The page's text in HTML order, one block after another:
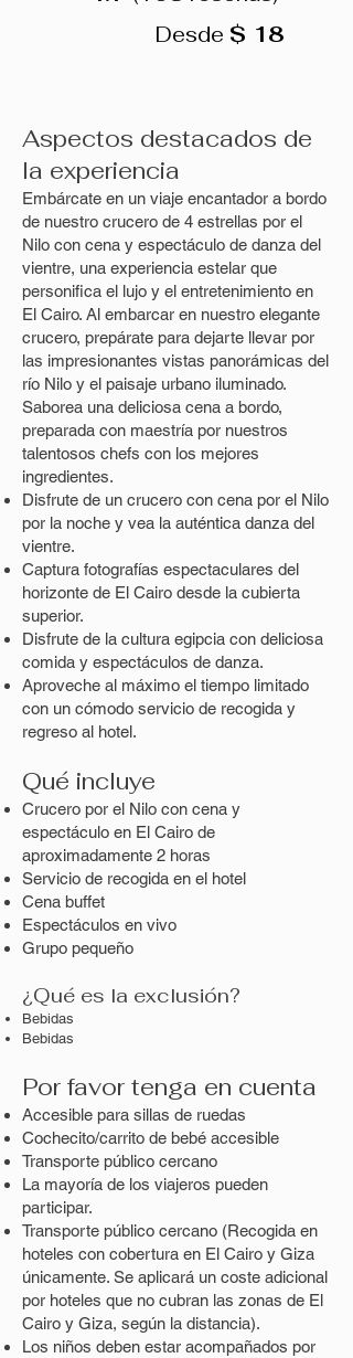
Desde $ 18
Aspectos destacados de
la experiencia
Embárcate en un viaje encantador a bordo
de nuestro crucero de 4 estrellas por el
Nilo con cena y espectáculo de danza del
vientre, una experiencia estelar que
personifica el lujo y el entretenimiento en
El Cairo. Al embarcar en nuestro elegante
crucero, prepárate para dejarte llevar por
las impresionantes vistas panorámicas del
río Nilo y el paisaje urbano iluminado.
Saborea una deliciosa cena a bordo,
preparada con maestría por nuestros
talentosos chefs con los mejores
ingredientes.
Disfrute de un crucero con cena por el Nilo
por la noche y vea la auténtica danza del
vientre.
Captura fotografías espectaculares del
horizonte de El Cairo desde la cubierta
superior.
Disfrute de la cultura egipcia con deliciosa
comida y espectáculos de danza.
Aproveche al máximo el tiempo limitado
con un cómodo servicio de recogida y
regreso al hotel.
Qué incluye
Crucero por el Nilo con cena y
espectáculo en El Cairo de
aproximadamente 2 horas
Servicio de recogida en el hotel
Cena buffet
Espectáculos en vivo
Grupo pequeño
¿Qué es la exclusión?
Bebidas
Bebidas
Por favor tenga en cuenta
Accesible para sillas de ruedas
Cochecito/carrito de bebé accesible
Transporte público cercano
La mayoría de los viajeros pueden
participar.
Transporte público cercano (Recogida en
hoteles con cobertura en El Cairo y Giza
únicamente. Se aplicará un coste adicional
por hoteles que no cubran las zonas de El
Cairo y Giza, según la distancia).
Los niños deben estar acompañados por